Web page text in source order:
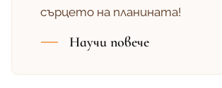
сърцето на планината!
Научи повече